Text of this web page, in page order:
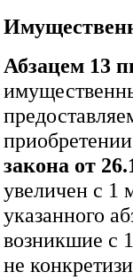
Абзацем 13
закона от
увеличен с 1
указанного
возникшие с
не